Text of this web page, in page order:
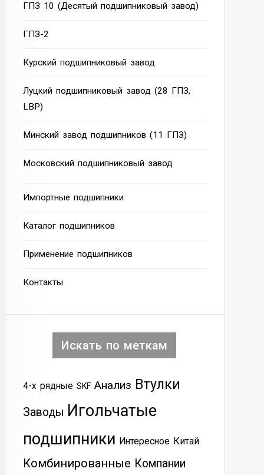
ГПЗ 10 (Десятый подшипниковый завод)
ГПЗ-2
Курский подшипниковый завод
Луцкий подшипниковый завод (28 ГПЗ,
LBP)
Минский завод подшипников (11 ГПЗ)
Московский подшипниковый завод
Импортные подшипники
Каталог подшипников
Применение подшипников
Контакты
Искать по меткам
4-х рядные SKF Анализ Втулки
Заводы Игольчатые
подшипники Интересное Китай
Комбинированные Компании